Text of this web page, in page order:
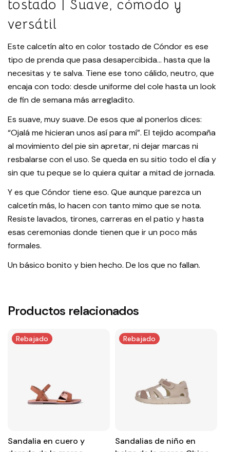
tostado | Suave, cómodo y
versátil
Este calcetín alto en color tostado de Cóndor es ese
tipo de prenda que pasa desapercibida… hasta que la
necesitas y te salva. Tiene ese tono cálido, neutro, que
encaja con todo: desde uniforme del cole hasta un look
de fin de semana más arregladito.
Es suave, muy suave. De esos que al ponerlos dices:
“Ojalá me hicieran unos así para mí”. El tejido acompaña
al movimiento del pie sin apretar, ni dejar marcas ni
resbalarse con el uso. Se queda en su sitio todo el día y
sin que tu peque se lo quiera quitar a mitad de jornada.
Y es que Cóndor tiene eso. Que aunque parezca un
calcetín más, lo hacen con tanto mimo que se nota.
Resiste lavados, tirones, carreras en el patio y hasta
esas ceremonias donde tienen que ir un poco más
formales.
Un básico bonito y bien hecho. De los que no fallan.
Productos relacionados
Rebajado
Sandalia en cuero y
Rebajado
Sandalias de niño en